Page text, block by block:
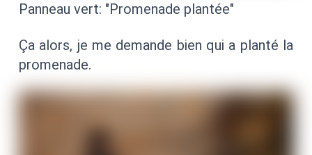
Panneau vert: "Promenade plantée"
Ça alors, je me demande bien qui a planté la
promenade.